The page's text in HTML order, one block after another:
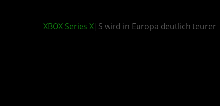
XBOX Series X|S wird in Europa deutlich teurer